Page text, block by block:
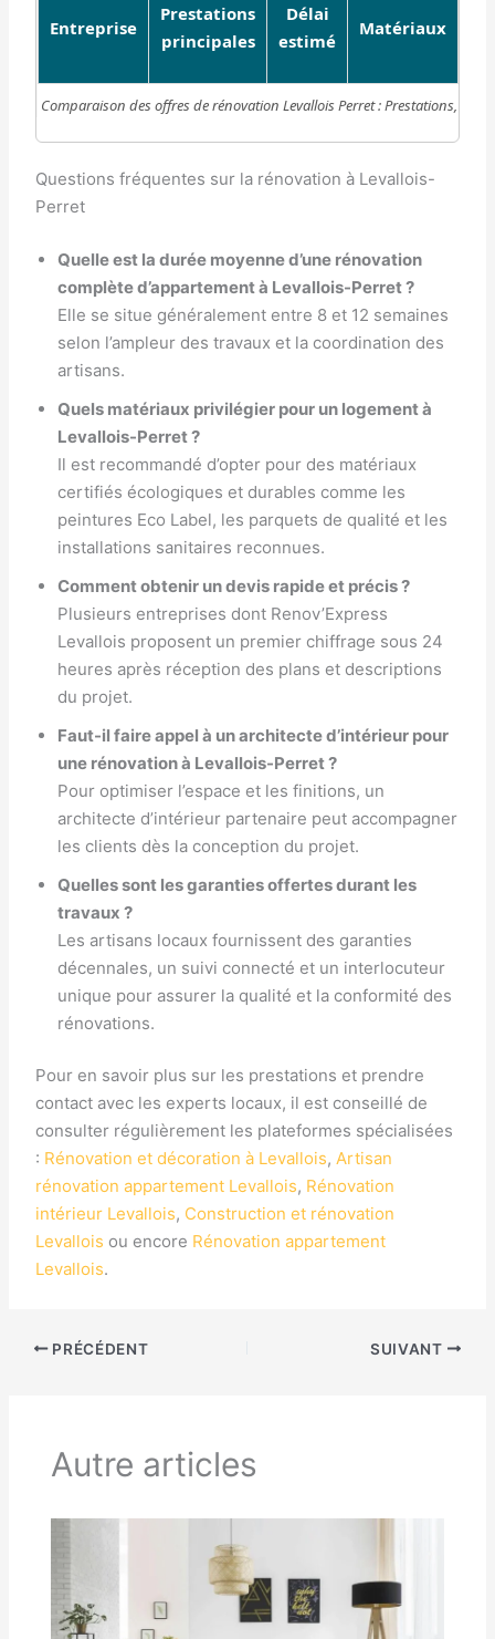
Comparaison des offres de rénovation Levallois Perret : Prestations,
Entreprise
Prestations
principales
Délai
estimé
Matériaux
Questions fréquentes sur la rénovation à Levallois-
Perret
Quelle est la durée moyenne d’une rénovation
complète d’appartement à Levallois-Perret ?
Elle se situe généralement entre 8 et 12 semaines
selon l’ampleur des travaux et la coordination des
artisans.
Quels matériaux privilégier pour un logement à
Levallois-Perret ?
Il est recommandé d’opter pour des matériaux
certifiés écologiques et durables comme les
peintures Eco Label, les parquets de qualité et les
installations sanitaires reconnues.
Comment obtenir un devis rapide et précis ?
Plusieurs entreprises dont Renov’Express
Levallois proposent un premier chiffrage sous 24
heures après réception des plans et descriptions
du projet.
Faut-il faire appel à un architecte d’intérieur pour
une rénovation à Levallois-Perret ?
Pour optimiser l’espace et les finitions, un
architecte d’intérieur partenaire peut accompagner
les clients dès la conception du projet.
Quelles sont les garanties offertes durant les
travaux ?
Les artisans locaux fournissent des garanties
décennales, un suivi connecté et un interlocuteur
unique pour assurer la qualité et la conformité des
rénovations.
Pour en savoir plus sur les prestations et prendre
contact avec les experts locaux, il est conseillé de
consulter régulièrement les plateformes spécialisées
: Rénovation et décoration à Levallois,Artisan
rénovation appartement Levallois, Rénovation
intérieur Levallois, Construction et rénovation
Levallois ou encore Rénovation appartement
Levallois.
PRÉCÉDENT SUIVANT
Autre articles